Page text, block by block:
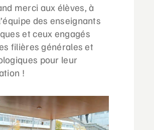
merci aux élèves, à
des enseignants
et ceux engagés
filières générales et
pour leur
!